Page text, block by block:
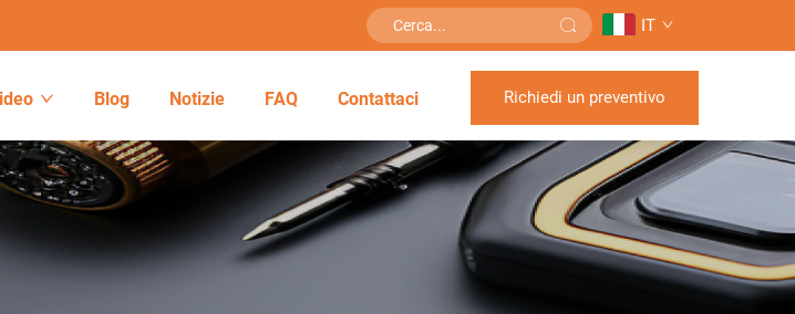
IT
Blog Notizie FAQ Contattaci Richiedi un preventivo